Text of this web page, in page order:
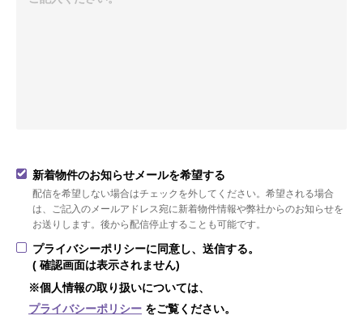
新着物件のお知らせメールを希望する
配信を希望しない場合はチェックを外してください。希望される場合
は、ご記入のメールアドレス宛に新着物件情報や弊社からのお知らせを
お送りします。後から配信停止することも可能です。
プライバシーポリシーに同意し、送信する。
( 確認画面は表示されません)
※個人情報の取り扱いについては、
プライバシーポリシー をご覧ください。